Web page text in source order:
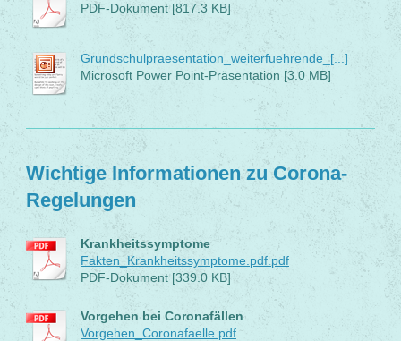
PDF-Dokument [817.3 KB]
Grundschulpraesentation_weiterfuehrende_[...]
Microsoft Power Point-Präsentation [3.0 MB]
Wichtige Informationen zu Corona-
Regelungen
Krankheitssymptome
Fakten_Krankheitssymptome.pdf.pdf
PDF-Dokument [339.0 KB]
Vorgehen bei Coronafällen
Vorgehen_Coronafaelle.pdf